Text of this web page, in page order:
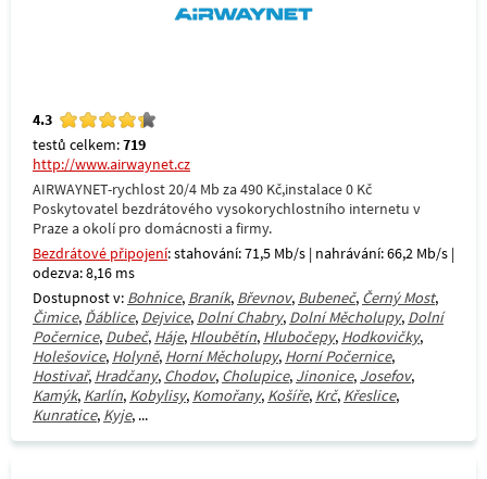
4.3
testů celkem:719
http://www.airwaynet.cz
AIRWAYNET-rychlost 20/4 Mb za 490 Kč,instalace 0 Kč
Poskytovatel bezdrátového vysokorychlostního internetu v
Praze a okolí pro domácnosti a firmy.
Bezdrátové připojení: stahování: 71,5 Mb/s | nahrávání: 66,2 Mb/s |
odezva: 8,16 ms
Dostupnost v: Bohnice, Braník, Břevnov, Bubeneč, Černý Most,
Čimice, Ďáblice, Dejvice, Dolní Chabry, Dolní Měcholupy, Dolní
Počernice, Dubeč, Háje, Hloubětín, Hlubočepy, Hodkovičky,
Holešovice, Holyně, Horní Měcholupy, Horní Počernice,
Hostivař, Hradčany, Chodov, Cholupice, Jinonice, Josefov,
Kamýk, Karlín, Kobylisy, Komořany, Košíře, Krč, Křeslice,
Kunratice, Kyje, ...